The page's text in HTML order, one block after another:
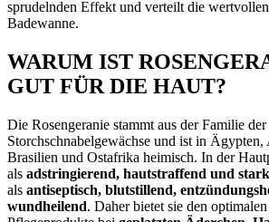
sprudelnden Effekt und verteilt die
Badewanne.
WARUM IST
GUT FÜR DIE HAUT?
Die Rosengeranie stammt aus der Familie der
Storchschnabelgewächse und ist in
Brasilien und Ostafrika heimisch. In der
als adstringierend, hautstraffend und
als antiseptisch, blutstillend,
wundheilend. Daher bietet sie den